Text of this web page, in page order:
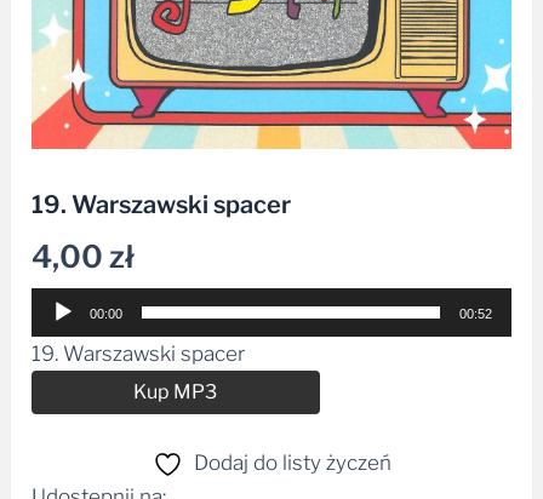
19. Warszawski spacer
4,00zł
Odtwarzacz
plików
dźwiękowych
00:00 00:52
19. Warszawski spacer
Kup MP3
Dodaj do listy życzeń